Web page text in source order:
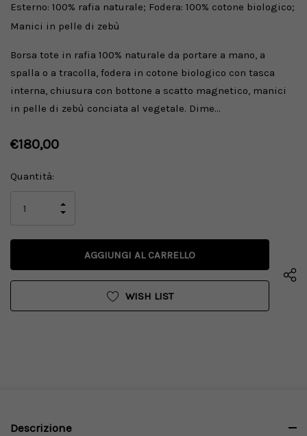
Esterno: 100% rafia naturale; Fodera: 100% cotone biologico;
Manici in pelle di zebù
Borsa tote in rafia 100% naturale da portare a mano, a
spalla o a tracolla, fodera in cotone biologico con tasca
interna, chiusura con bottone a scatto magnetico, manici
in pelle di zebù conciata al vegetale. Dime…
€180,00
Disponibilità
Quantità:
QUANTITÀ
UNDEFINED
AUMENTA
DI
UNDEFINED
WISH LIST
Descrizione